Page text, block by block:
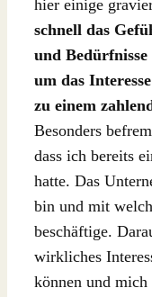
hier einige
schnell das
und
um das
zu einem
Besonders
dass ich bereits
hatte. Das
bin und mit
beschäftige.
wirkliches
können und mich